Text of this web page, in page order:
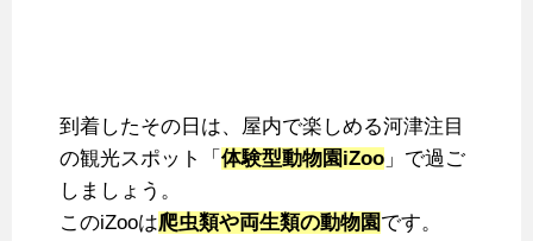
到着したその日は、屋内で楽しめる河津注目
の観光スポット「 体験型動物園iZoo 」で過ご
しましょう。
このiZooは爬虫類や両生類の動物園です。